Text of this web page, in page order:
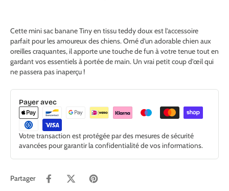
Cette mini sac banane Tiny en tissu teddy doux est l’accessoire
parfait pour les amoureux des chiens. Orné d’un adorable chien aux
oreilles craquantes, il apporte une touche de fun à votre tenue tout en
gardant vos essentiels à portée de main. Un vrai petit coup d’œil qui
ne passera pas inaperçu !
Payer avec
Votre transaction est protégée par des mesures de sécurité
avancées pour garantir la confidentialité de vos informations.
Partager